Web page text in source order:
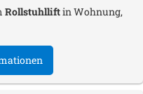
Rollstuhlliftin Wohnung,